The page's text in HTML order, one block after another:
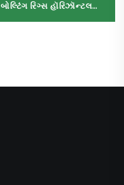
બોલ્ટિંગ રિગ્સ હૉરિઝૉન્ટલ
ડાયરેક્શનલ ડ્રિલિંગ મશીન